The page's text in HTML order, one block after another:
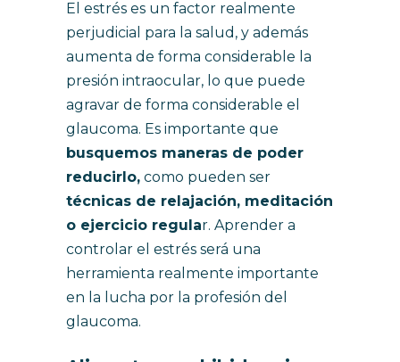
El estrés es un factor realmente
perjudicial para la salud, y además
aumenta de forma considerable la
presión intraocular, lo que puede
agravar de forma considerable el
glaucoma. Es importante que
busquemos maneras de poder
reducirlo, como pueden ser
técnicas de relajación, meditación
o ejercicio regular. Aprender a
controlar el estrés será una
herramienta realmente importante
en la lucha por la profesión del
glaucoma.